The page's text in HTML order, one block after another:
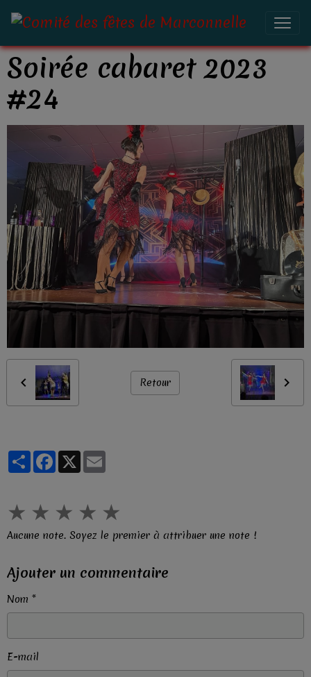
Soirée cabaret 2023
#24
Retour
PartagerFacebook
X
★ ★ ★ ★ ★
Aucune note. Soyez le premier à attribuer une note !
Ajouter un commentaire
Nom
E-mail